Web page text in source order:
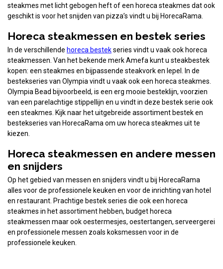
steakmes met licht gebogen heft of een horeca steakmes dat ook
geschikt is voor het snijden van pizza’s vindt u bij HorecaRama.
Horeca steakmessen en bestek series
In de verschillende horeca bestekseries vindt u vaak ook horeca
steakmessen. Van het bekende merk Amefa kunt u steakbestek
kopen: een steakmes en bijpassende steakvork en lepel. In de
bestekseries van Olympia vindt u vaak ook een horeca steakmes.
Olympia Bead bijvoorbeeld, is een erg mooie besteklijn, voorzien
van een parelachtige stippellijn en u vindt in deze bestek serie ook
een steakmes. Kijk naar het uitgebreide assortiment bestek en
bestekseries van HorecaRama om uw horeca steakmes uit te
kiezen.
Horeca steakmessen en andere messen
en snijders
Op het gebied van messen en snijders vindt u bij HorecaRama
alles voor de professionele keuken en voor de inrichting van hotel
en restaurant. Prachtige bestek series die ook een horeca
steakmes in het assortiment hebben, budget horeca
steakmessen maar ook oestermesjes, oestertangen, serveergerei
en professionele messen zoals koksmessen voor in de
professionele keuken.